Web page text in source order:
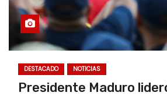
DESTACADO NOTICIAS
Presidente Maduro